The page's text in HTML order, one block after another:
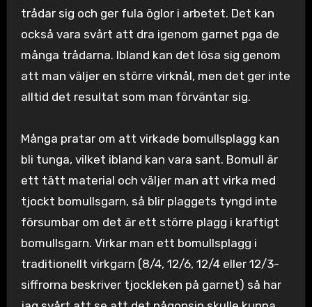
trådar sig och ger fula öglor i arbetet. Det kan
också vara svårt att dra igenom garnet pga de
många trådarna. Ibland kan det lösa sig genom
att man väljer en större virknål, men det ger inte
alltid det resultat som man förväntar sig.
Många pratar om att virkade bomullsplagg kan
bli tunga, vilket ibland kan vara sant. Bomull är
ett tätt material och väljer man att virka med
tjockt bomullsgarn, så blir plaggets tyngd inte
försumbar om det är ett större plagg i kraftigt
bomullsgarn. Virkar man ett bomullsplagg i
traditionellt virkgarn (8/4, 12/6, 12/4 eller 12/3-
siffrorna beskriver tjockleken på garnet) så har